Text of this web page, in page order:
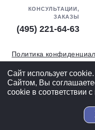
КОНСУЛЬТАЦИИ,
ЗАКАЗЫ
(495) 221-64-63
Политика
Обработка
© 2004-2026
Сайт использует
Сайтом, Вы
cookie в соответствии